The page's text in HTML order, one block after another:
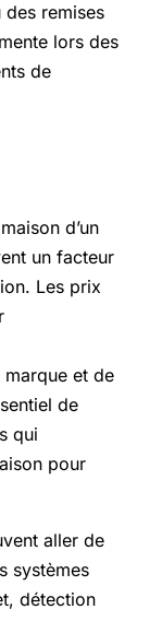
remises
lors des
de
d’un
un facteur
Les prix
et de
de
qui
pour
aller de
systèmes
détection